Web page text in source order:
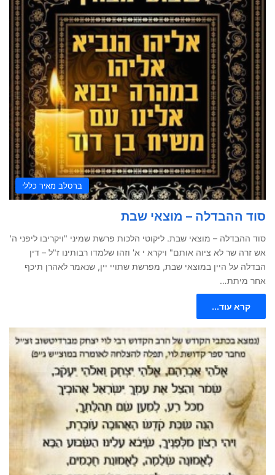
ברסלב מאיר כללי
סוד ההבדלה – מוצאי שבת
סוד ההבדלה – מוצאי שבת. ליקוטי הלכות פרשת שמיני "ויקריבו ליפני ה'
אש זרה שר לא ציוה אותם" ויקרא י א' וזהו שלמדו רבותינו ז"ל – דין
הבדלה על היין במוצאי שבת, מפרשת שתויי יין, שנאמר לאהרן תיכף
אחר מיתת…
קרא עוד...